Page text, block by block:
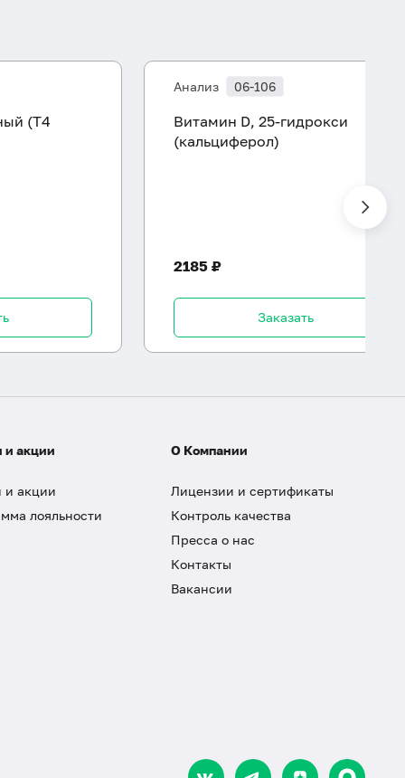
(Т4
Анализ 06-106
Витамин D, 25-гидрокси
(кальциферол)
2185 ₽
Заказать
и акции
и акции
лояльности
О Компании
Лицензии и сертификаты
Контроль качества
Пресса о нас
Контакты
Вакансии